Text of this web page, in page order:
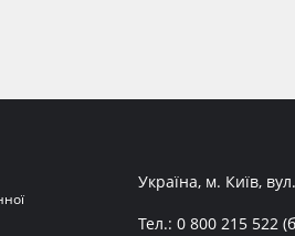
Україна, м. Київ,
Тел.: 0 800 215 522